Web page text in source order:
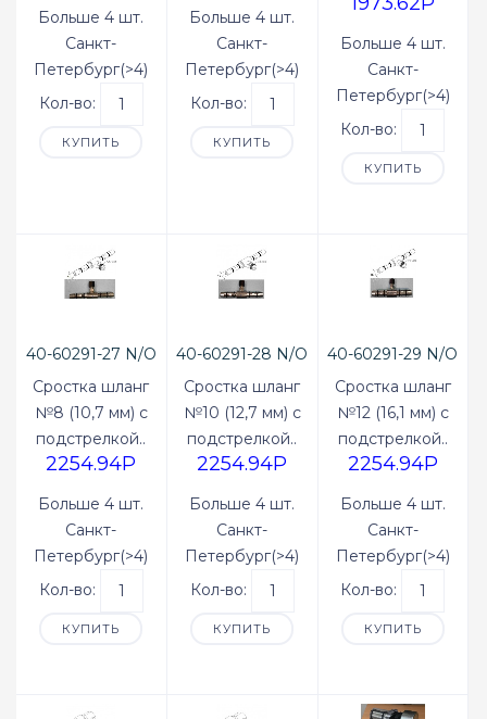
Больше 4 шт.
Санкт-
Петербург(>4)
Кол-во:
КУПИТЬ
Больше 4 шт.
Санкт-
Петербург(>4)
Кол-во:
КУПИТЬ
Больше 4 шт.
Санкт-
Петербург(>4)
Кол-во:
КУПИТЬ
40-60291-27 N/O
Сростка шланг
№8 (10,7 мм) с
подстрелкой..
2254.94P
Больше 4 шт.
Санкт-
Петербург(>4)
Кол-во:
КУПИТЬ
40-60291-28 N/O
Сростка шланг
№10 (12,7 мм) с
подстрелкой..
2254.94P
Больше 4 шт.
Санкт-
Петербург(>4)
Кол-во:
КУПИТЬ
40-60291-29 N/O
Сростка шланг
№12 (16,1 мм) с
подстрелкой..
2254.94P
Больше 4 шт.
Санкт-
Петербург(>4)
Кол-во:
КУПИТЬ